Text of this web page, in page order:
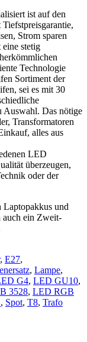
ist auf den
Strom sparen
stetig
Technologie
Sortiment der
sei es mit 30
Auswahl. Das nötige
Transformatoren
alles aus
LED
überzeugen,
oder der
Laptopakkus und
auch ein Zweit-
, E27,
, Lampe,
G4, LED GU10,
3528, LED RGB
, Spot, T8, Trafo